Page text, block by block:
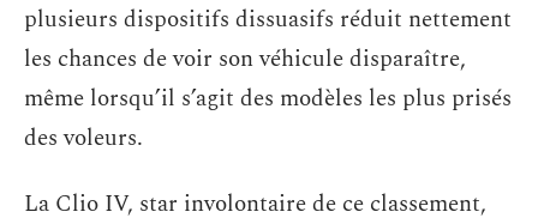
plusieurs dispositifs dissuasifs réduit nettement
les chances de voir son véhicule disparaître,
même lorsqu’il s’agit des modèles les plus prisés
des voleurs.
La Clio IV, star involontaire de ce classement,